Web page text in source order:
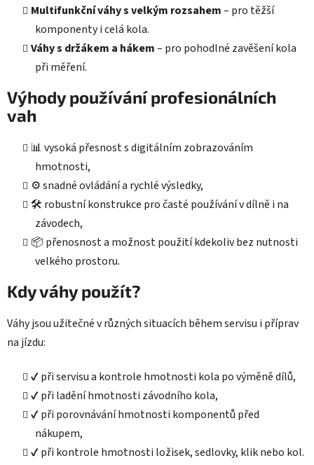
Multifunkční váhy s velkým rozsahem– pro těžší
komponenty i celá kola.
Váhy s držákem a hákem– pro pohodlné zavěšení kola
při měření.
Výhody používání profesionálních
vah
📊 vysoká přesnost s digitálním zobrazováním
hmotnosti,
⚙️ snadné ovládání a rychlé výsledky,
🛠️ robustní konstrukce pro časté používání v dílně i na
závodech,
📦 přenosnost a možnost použití kdekoliv bez nutnosti
velkého prostoru.
Kdy váhy použít?
Váhy jsou užitečné v různých situacích během servisu i příprav
na jízdu:
✔️ při servisu a kontrole hmotnosti kola po výměně dílů,
✔️ při ladění hmotnosti závodního kola,
✔️ při porovnávání hmotnosti komponentů před
nákupem,
✔️ při kontrole hmotnosti ložisek, sedlovky, klik nebo kol.